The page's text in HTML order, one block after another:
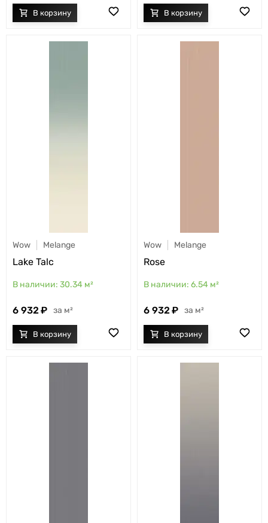
Wow Melange
Lake Talc
30.34 м²
6 932 м²
Wow Melange
Rose
6.54 м²
6 932 м²